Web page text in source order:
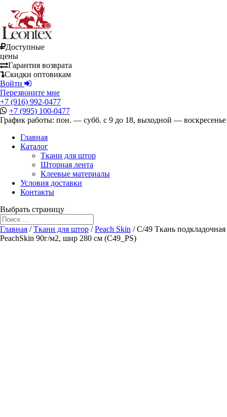
Доступные
цены
Гарантия возврата
Скидки оптовикам
Войти
Перезвоните мне
+7 (916) 992-0477
+7 (995) 100-0477
График работы: пон. — субб. с 9 до 18, выходной — воскресенье
Главная
Каталог
Ткани для штор
Шторная лента
Клеевые материалы
Условия доставки
Контакты
Выбрать страницу
Главная /Ткани для штор /Peach Skin / C/49 Ткань подкладочная
PeachSkin 90г/м2, шир 280 см (C49_PS)